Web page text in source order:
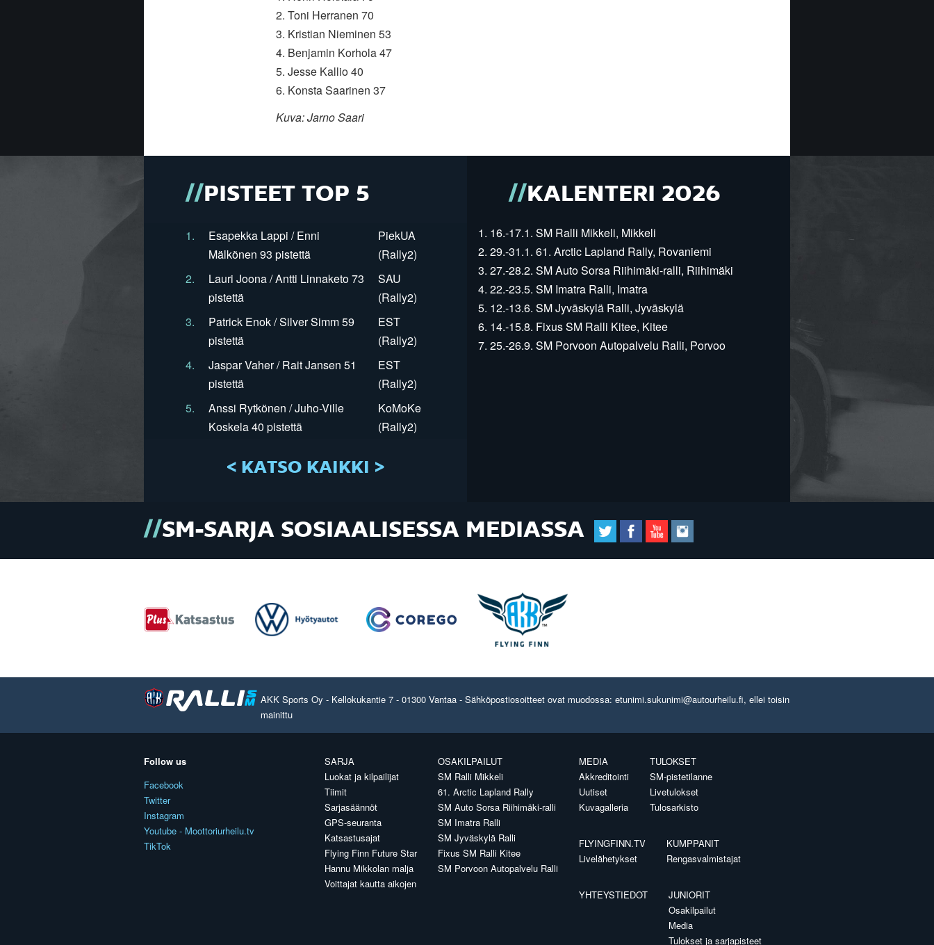
2. Toni Herranen 70
3. Kristian Nieminen 53
4. Benjamin Korhola 47
5. Jesse Kallio 40
6. Konsta Saarinen 37
Kuva: Jarno Saari
PISTEET TOP 5
1.
Esapekka Lappi / Enni
Mälkönen 93 pistettä
PiekUA
(Rally2)
2.
Lauri Joona / Antti Linnaketo 73
pistettä
SAU
(Rally2)
3.
Patrick Enok / Silver Simm 59
pistettä
EST
(Rally2)
4.
Jaspar Vaher / Rait Jansen 51
pistettä
EST
(Rally2)
5.
Anssi Rytkönen / Juho-Ville
Koskela 40 pistettä
KoMoKe
(Rally2)
< KATSO KAIKKI >
KALENTERI 2026
1. 16.-17.1. SM Ralli Mikkeli, Mikkeli
2. 29.-31.1. 61. Arctic Lapland Rally, Rovaniemi
3. 27.-28.2. SM Auto Sorsa Riihimäki-ralli, Riihimäki
4. 22.-23.5. SM Imatra Ralli, Imatra
5. 12.-13.6. SM Jyväskylä Ralli, Jyväskylä
6. 14.-15.8. Fixus SM Ralli Kitee, Kitee
7. 25.-26.9. SM Porvoon Autopalvelu Ralli, Porvoo
SM-SARJA SOSIAALISESSA MEDIASSA
AKK Sports Oy - Kellokukantie 7 - 01300 Vantaa - Sähköpostiosoitteet ovat muodossa: etunimi.sukunimi@autourheilu.fi, ellei toisin
mainittu
Follow us
Facebook
Twitter
Instagram
Youtube - Moottoriurheilu.tv
TikTok
SARJA
Luokat ja kilpailijat
Tiimit
Sarjasäännöt
GPS-seuranta
Katsastusajat
Flying Finn Future Star
Hannu Mikkolan malja
Voittajat kautta aikojen
OSAKILPAILUT
SM Ralli Mikkeli
61. Arctic Lapland Rally
SM Auto Sorsa Riihimäki-ralli
SM Imatra Ralli
SM Jyväskylä Ralli
Fixus SM Ralli Kitee
SM Porvoon Autopalvelu Ralli
MEDIA
Akkreditointi
Uutiset
Kuvagalleria
TULOKSET
SM-pistetilanne
Livetulokset
Tulosarkisto
FLYINGFINN.TV
Livelähetykset
KUMPPANIT
Rengasvalmistajat
YHTEYSTIEDOT
JUNIORIT
Osakilpailut
Media
Tulokset ja sarjapisteet